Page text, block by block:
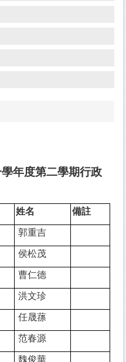
年度第二學期行政
姓名
備註
郭重吉
侯松茂
曹仁德
洪文珍
任晟蓀
范春源
魏俊華